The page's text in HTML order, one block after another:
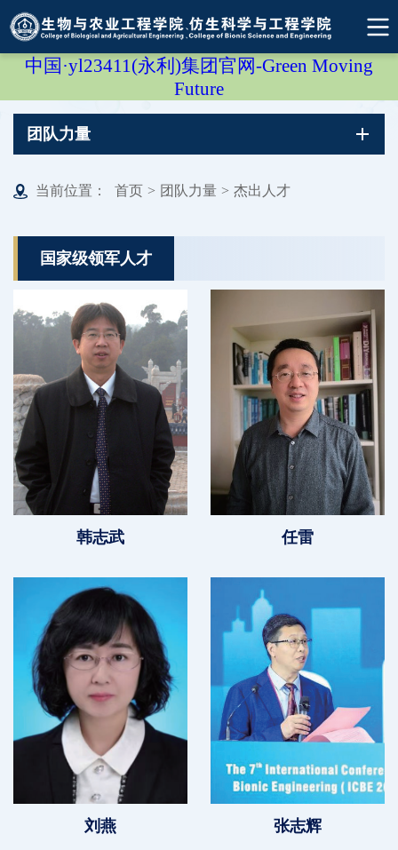
中国·yl23411(永利)集团官网-Green Moving
Future
团队力量
当前位置： 首页 > 团队力量 > 杰出人才
国家级领军人才
韩志武 任雷
刘燕 张志辉